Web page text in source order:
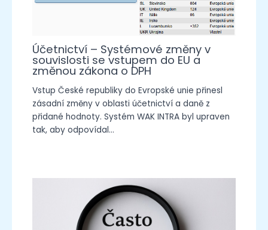
Účetnictví – Systémové změny v
souvislosti se vstupem do EU a
změnou zákona o DPH
Vstup České republiky do Evropské unie přinesl
zásadní změny v oblasti účetnictví a daně z
přidané hodnoty. Systém WAK INTRA byl upraven
tak, aby odpovídal…